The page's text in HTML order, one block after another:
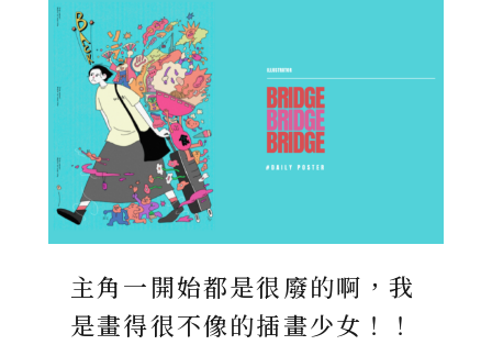
主角一開始都是很廢的啊，我
是畫得很不像的插畫少女！！